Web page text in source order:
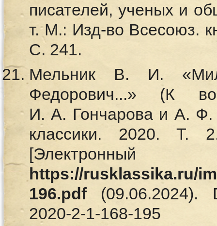
писателей, ученых и
т. М.: Изд-во Всесоюз.
С. 241.
Мельник В. И.
Федорович...» (К
И. А. Гончарова и А. Ф.
классики. 2020.
https://rusklassika.ru/
196.pdf(09.06.2024).
2020-2-1-168-195